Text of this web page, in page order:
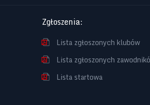
Zgłoszenia:
Lista zgłoszonych klubów
Lista zgłoszonych
Lista startowa